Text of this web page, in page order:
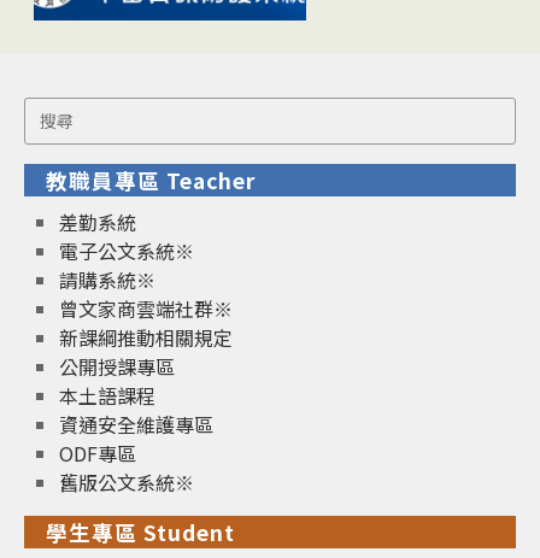
Search
for:
教職員專區 Teacher
差勤系統
電子公文系統※
請購系統※
曾文家商雲端社群※
新課綱推動相關規定
公開授課專區
本土語課程
資通安全維護專區
ODF專區
舊版公文系統※
學生專區 Student